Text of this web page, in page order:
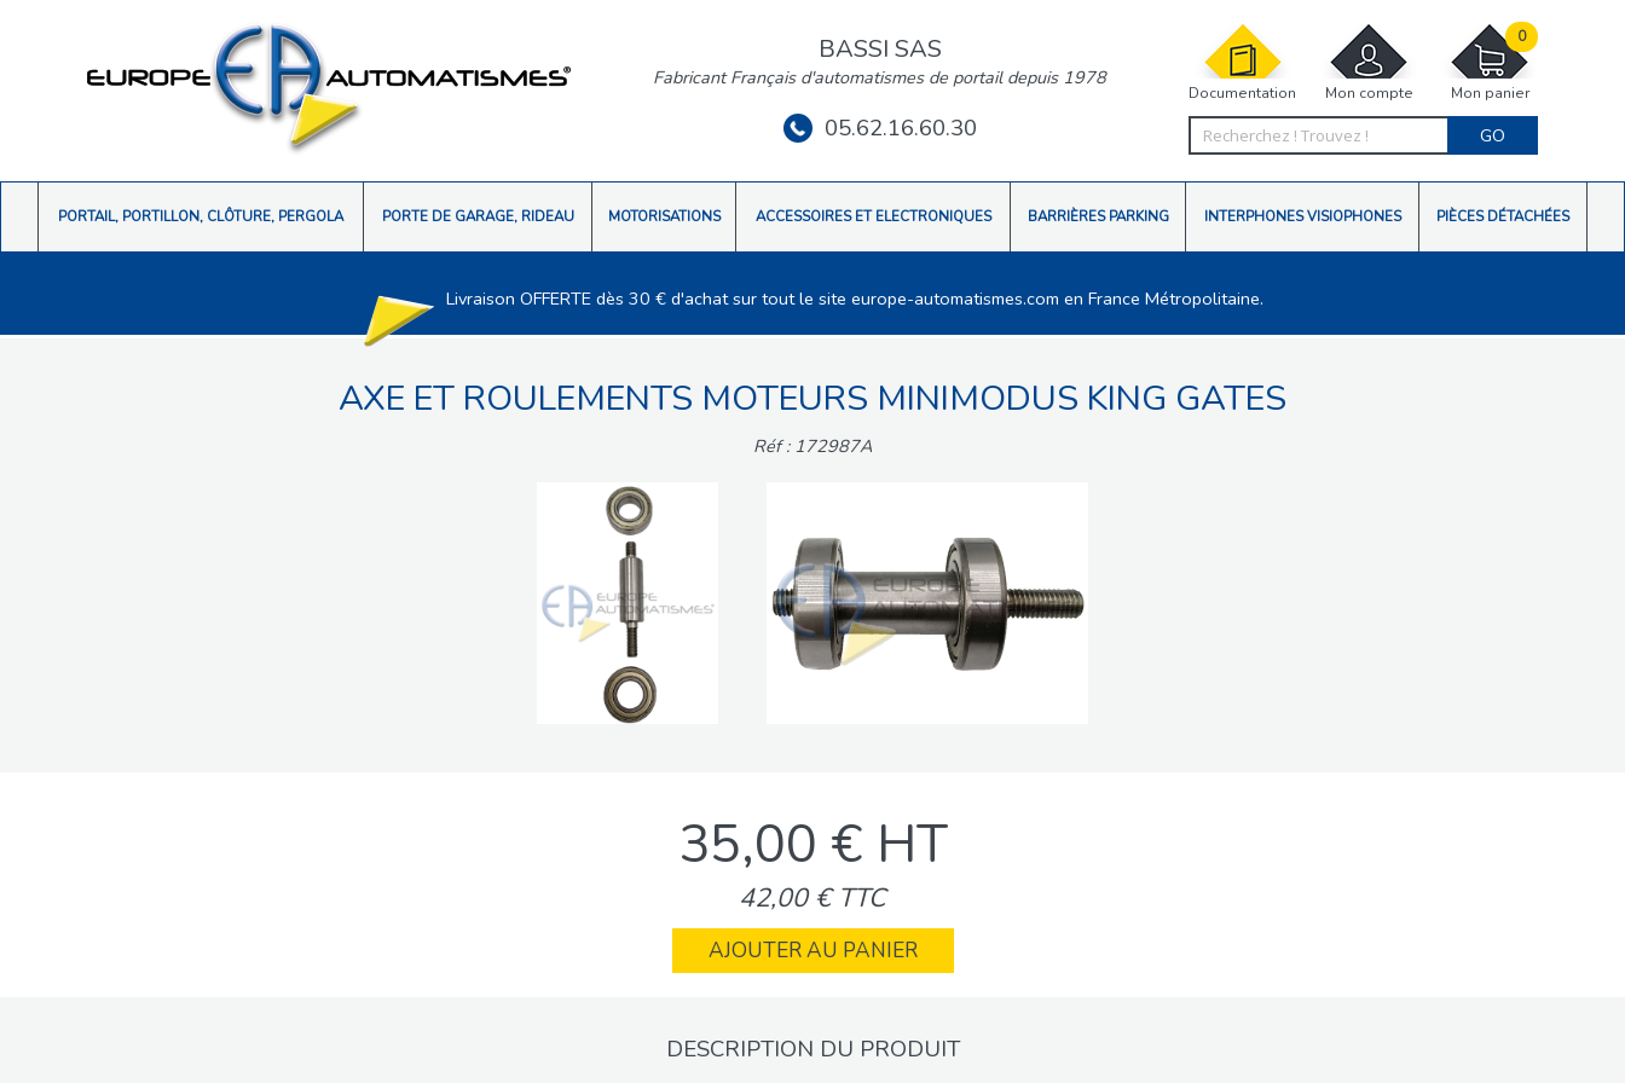
Documentation Mon compte Mon panier
0
GO
BASSI SAS
Fabricant Français d'automatismes de portail depuis 1978
05.62.16.60.30
PORTAIL, PORTILLON, CLÔTURE, PERGOLA PORTE DE GARAGE, RIDEAU MOTORISATIONS ACCESSOIRES ET ELECTRONIQUES BARRIÈRES PARKING INTERPHONES VISIOPHONES PIÈCES DÉTACHÉES
Livraison OFFERTE dès 30 € d'achat sur tout le site europe-automatismes.com en France Métropolitaine.
AXE ET ROULEMENTS MOTEURS MINIMODUS KING GATES
Réf : 172987A
35,00 € HT
42,00 € TTC
AJOUTER AU PANIER
DESCRIPTION DU PRODUIT